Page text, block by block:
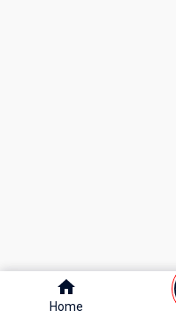
Home
Home